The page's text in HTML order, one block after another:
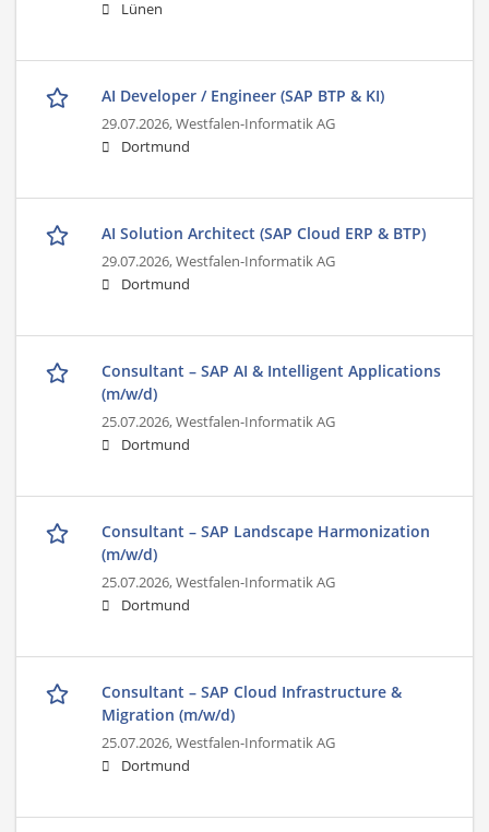
Lünen
AI Developer / Engineer (SAP BTP & KI)
29.07.2026,Westfalen-Informatik AG
Dortmund
AI Solution Architect (SAP Cloud ERP & BTP)
29.07.2026,Westfalen-Informatik AG
Dortmund
Consultant – SAP AI & Intelligent Applications
(m/w/d)
25.07.2026,Westfalen-Informatik AG
Dortmund
Consultant – SAP Landscape Harmonization
(m/w/d)
25.07.2026,Westfalen-Informatik AG
Dortmund
Consultant – SAP Cloud Infrastructure &
Migration (m/w/d)
25.07.2026,Westfalen-Informatik AG
Dortmund